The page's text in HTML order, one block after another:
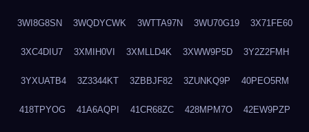
3WI8G8SN 3WQDYCWK 3WTTA97N 3WU70G19 3X71FE60
3XC4DIU7 3XMIH0VI 3XMLLD4K 3XWW9P5D 3Y2Z2FMH
3YXUATB4 3Z3344KT 3ZBBJF82 3ZUNKQ9P 40PEO5RM
418TPYOG 41A6AQPI 41CR68ZC 428MPM7O 42EW9PZP